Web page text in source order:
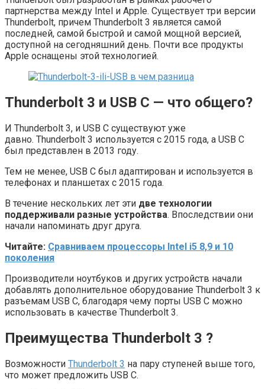
партнерства между Intel и Apple. Существует три версии
Thunderbolt, причем Thunderbolt 3 является самой
последней, самой быстрой и самой мощной версией,
доступной на сегодняшний день. Почти все продукты
Apple оснащены этой технологией.
Thunderbolt 3 и USB C — что общего?
И Thunderbolt 3, и USB C существуют уже
давно. Thunderbolt 3 используется с 2015 года, а USB C
был представлен в 2013 году.
Тем не менее, USB C был адаптирован и используется в
телефонах и планшетах с 2015 года.
В течение нескольких лет эти две технологии
поддерживали разные устройства. Впоследствии они
начали напоминать друг друга.
Читайте: Сравниваем процессоры Intel i5 8,9 и 10
поколения
Производители ноутбуков и других устройств начали
добавлять дополнительное оборудование Thunderbolt 3 к
разъемам USB C, благодаря чему порты USB C можно
использовать в качестве Thunderbolt 3.
Преимущества Thunderbolt 3 ?
Возможности Thunderbolt 3 на пару ступеней выше того,
что может предложить USB C.